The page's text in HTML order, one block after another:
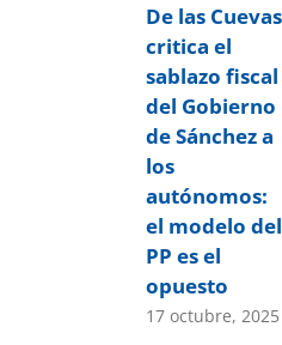
De las Cuevas
critica el
sablazo fiscal
del Gobierno
de Sánchez a
los
autónomos:
el modelo del
PP es el
opuesto
17 octubre, 2025